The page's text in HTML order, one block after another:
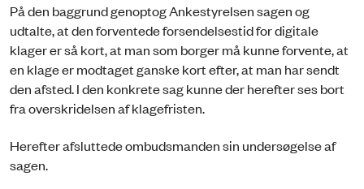
På den baggrund genoptog Ankestyrelsen sagen og
udtalte, at den forventede forsendelsestid for digitale
klager er så kort, at man som borger må kunne forvente, at
en klage er modtaget ganske kort efter, at man har sendt
den afsted. I den konkrete sag kunne der herefter ses bort
fra overskridelsen af klagefristen.
Herefter afsluttede ombudsmanden sin undersøgelse af
sagen.